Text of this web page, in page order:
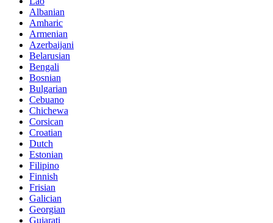
Albanian
Amharic
Armenian
Azerbaijani
Belarusian
Bengali
Bosnian
Bulgarian
Cebuano
Chichewa
Corsican
Croatian
Dutch
Estonian
Filipino
Finnish
Frisian
Galician
Georgian
Gujarati